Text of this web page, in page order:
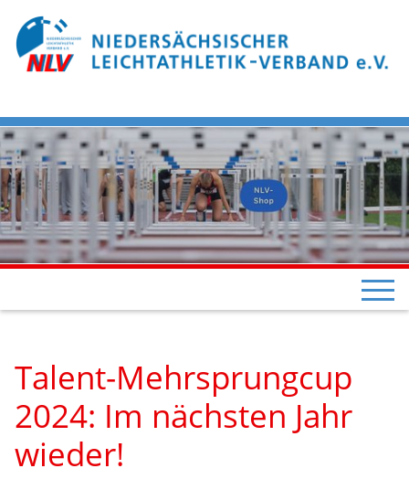
Talent-Mehrsprungcup
2024: Im nächsten Jahr
wieder!